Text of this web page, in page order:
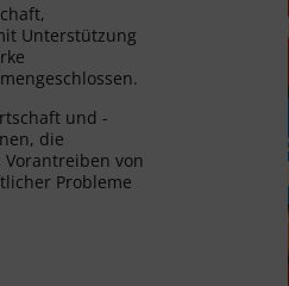
Unterstützung
und -
die
von
Probleme